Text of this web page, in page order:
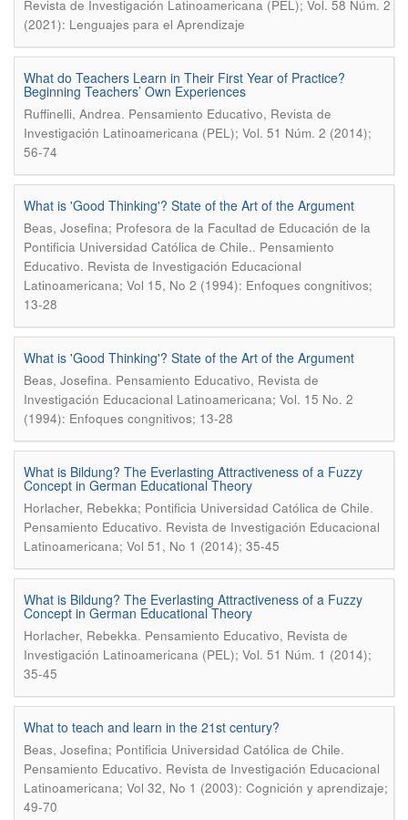
Revista de Investigación Latinoamericana (PEL); Vol. 58 Núm. 2
(2021): Lenguajes para el Aprendizaje
What do Teachers Learn in Their First Year of Practice?
Beginning Teachers’ Own Experiences
Ruffinelli, Andrea. Pensamiento Educativo, Revista de
Investigación Latinoamericana (PEL); Vol. 51 Núm. 2 (2014);
56-74
What is 'Good Thinking'? State of the Art of the Argument
Beas, Josefina; Profesora de la Facultad de Educación de la
Pontificia Universidad Católica de Chile.. Pensamiento
Educativo. Revista de Investigación Educacional
Latinoamericana; Vol 15, No 2 (1994): Enfoques congnitivos;
13-28
What is 'Good Thinking'? State of the Art of the Argument
Beas, Josefina. Pensamiento Educativo, Revista de
Investigación Educacional Latinoamericana; Vol. 15 No. 2
(1994): Enfoques congnitivos; 13-28
What is Bildung? The Everlasting Attractiveness of a Fuzzy
Concept in German Educational Theory
Horlacher, Rebekka; Pontificia Universidad Católica de Chile.
Pensamiento Educativo. Revista de Investigación Educacional
Latinoamericana; Vol 51, No 1 (2014); 35-45
What is Bildung? The Everlasting Attractiveness of a Fuzzy
Concept in German Educational Theory
Horlacher, Rebekka. Pensamiento Educativo, Revista de
Investigación Latinoamericana (PEL); Vol. 51 Núm. 1 (2014);
35-45
What to teach and learn in the 21st century?
Beas, Josefina; Pontificia Universidad Católica de Chile.
Pensamiento Educativo. Revista de Investigación Educacional
Latinoamericana; Vol 32, No 1 (2003): Cognición y aprendizaje;
49-70